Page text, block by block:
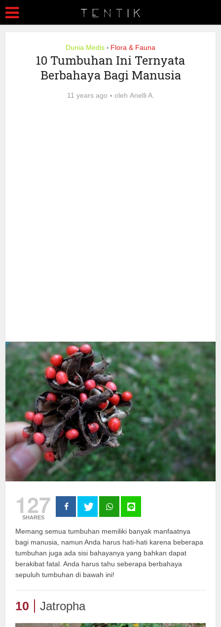
Dunia Medis • Flora & Fauna
10 Tumbuhan Ini Ternyata
Berbahaya Bagi Manusia
11 years ago oleh Anelli A.
127
SHARES
Memang semua tumbuhan memiliki banyak manfaatnya
bagi manusia, namun Anda harus hati-hati karena beberapa
tumbuhan juga ada sisi bahayanya yang bahkan dapat
berakibat fatal. Anda harus tahu seberapa berbahaya
sepuluh tumbuhan di bawah ini!
10 Jatropha